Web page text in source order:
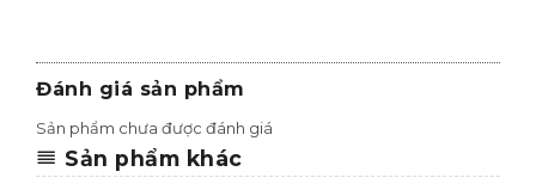
Đánh giá sản phẩm
Sản phẩm chưa được đánh giá
Sản phẩm khác